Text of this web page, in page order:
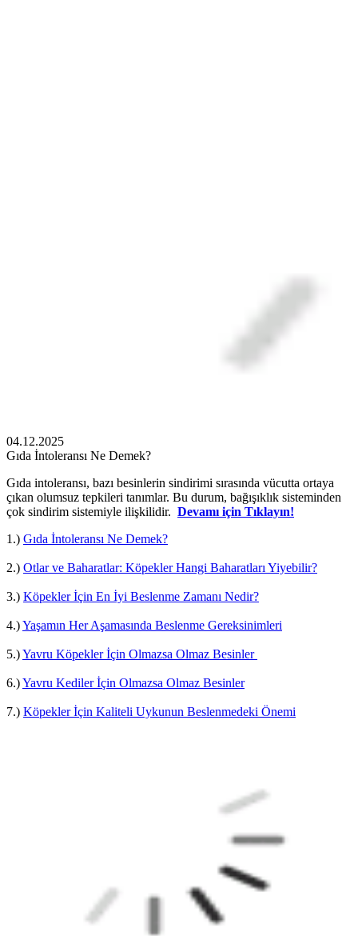
04.12.2025
Gıda İntoleransı Ne Demek?
Gıda intoleransı, bazı besinlerin sindirimi sırasında vücutta ortaya
çıkan olumsuz tepkileri tanımlar. Bu durum, bağışıklık sisteminden
çok sindirim sistemiyle ilişkilidir. Devamı için Tıklayın!
1.) Gıda İntoleransı Ne Demek?
2.) Otlar ve Baharatlar: Köpekler Hangi Baharatları Yiyebilir?
3.) Köpekler İçin En İyi Beslenme Zamanı Nedir?
4.)Yaşamın Her Aşamasında Beslenme Gereksinimleri
5.)Yavru Köpekler İçin Olmazsa Olmaz Besinler
6.)Yavru Kediler İçin Olmazsa Olmaz Besinler
7.) Köpekler İçin Kaliteli Uykunun Beslenmedeki Önemi